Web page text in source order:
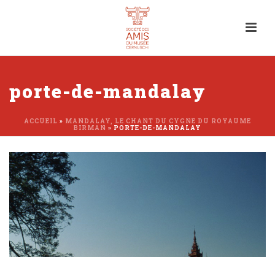
porte-de-mandalay
ACCUEIL » MANDALAY, LE CHANT DU CYGNE DU ROYAUME
BIRMAN » PORTE-DE-MANDALAY